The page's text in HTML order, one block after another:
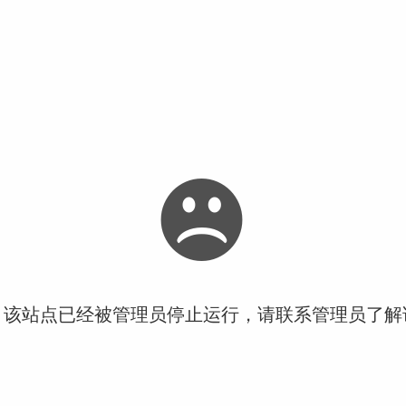
站点已经被管理员停止运行，请联系管理员了